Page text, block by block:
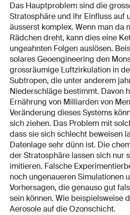
Das Hauptproblem sind die
Stratosphäre und ihr Einfluss auf
äusserst komplex. Wenn man da
Rädchen dreht, kann dies eine
ungeahnten Folgen auslösen.
solares Geoengineering den
grossräumige Luftzirkulation in
Subtropen, die unter anderem
Niederschläge bestimmt. Davon
Ernährung von Milliarden von
Veränderung dieses Systems
sich ziehen. Das Problem mit
dass sie sich schlecht beweisen
Datenlage sehr dünn ist. Die
der Stratosphäre lassen sich nur
imitieren. Falsche
noch ungenaueren Simulationen
Vorhersagen, die genauso gut
sein können. Wie beispielsweise
Aerosole auf die Ozonschicht.